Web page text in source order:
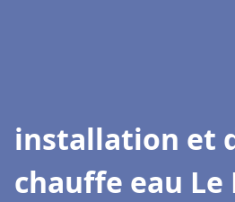
installation et
chauffe eau Le